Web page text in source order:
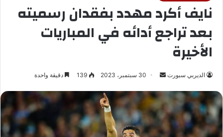
نايف أكرد مهدد بفقدان رسميته
بعد تراجع أدائه في المباريات
الأخيرة
الديربي سبورت
س
ل
30 سبتمبر، 2023 139 دقيقة واحدة